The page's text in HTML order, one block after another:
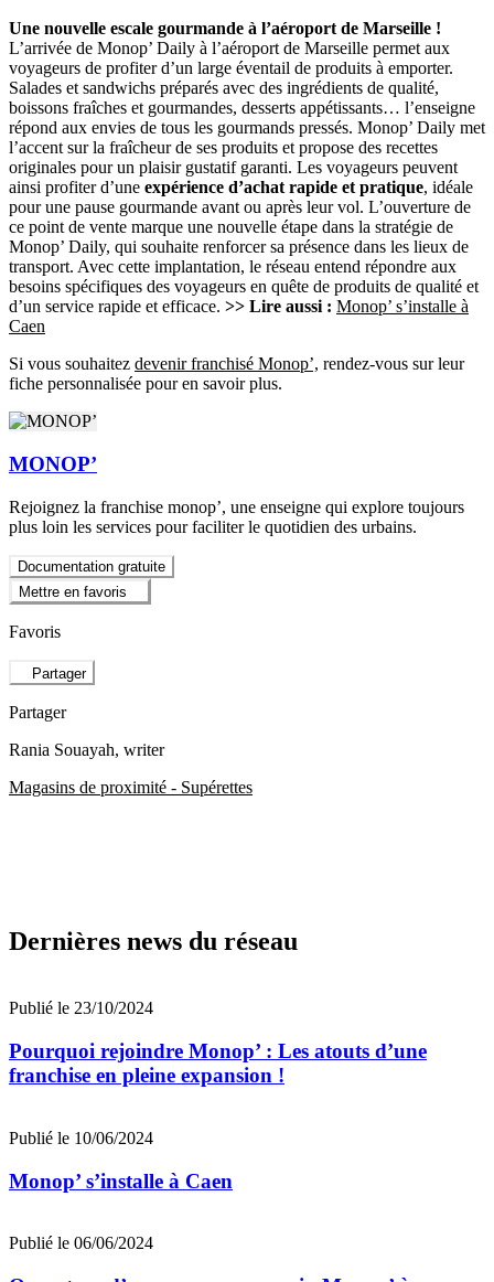
Une nouvelle escale gourmande à l’aéroport de Marseille !
L’arrivée de Monop’ Daily à l’aéroport de Marseille permet aux
voyageurs de profiter d’un large éventail de produits à emporter.
Salades et sandwichs préparés avec des ingrédients de qualité,
boissons fraîches et gourmandes, desserts appétissants… l’enseigne
répond aux envies de tous les gourmands pressés. Monop’ Daily met
l’accent sur la fraîcheur de ses produits et propose des recettes
originales pour un plaisir gustatif garanti. Les voyageurs peuvent
ainsi profiter d’une expérience d’achat rapide et pratique, idéale
pour une pause gourmande avant ou après leur vol. L’ouverture de
ce point de vente marque une nouvelle étape dans la stratégie de
Monop’ Daily, qui souhaite renforcer sa présence dans les lieux de
transport. Avec cette implantation, le réseau entend répondre aux
besoins spécifiques des voyageurs en quête de produits de qualité et
d’un service rapide et efficace. >> Lire aussi : Monop’ s’installe à
Caen
Si vous souhaitez devenir franchisé Monop’, rendez-vous sur leur
fiche personnalisée pour en savoir plus.
MONOP’
Rejoignez la franchise monop’, une enseigne qui explore toujours
plus loin les services pour faciliter le quotidien des urbains.
Documentation gratuite
Mettre en favoris
Favoris
Partager
Partager
Rania Souayah, writer
Magasins de proximité - Supérettes
Dernières news du réseau
Publié le 23/10/2024
Pourquoi rejoindre Monop’ : Les atouts d’une
franchise en pleine expansion !
Publié le 10/06/2024
Monop’ s’installe à Caen
Publié le 06/06/2024